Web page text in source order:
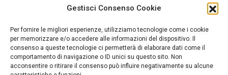
Gestisci Consenso Cookie
Per fornire le migliori esperienze, utilizziamo tecnologie come i cookie
per memorizzare e/o accedere alle informazioni del dispositivo. Il
consenso a queste tecnologie ci permetterà di elaborare dati come il
comportamento di navigazione o ID unici su questo sito. Non
acconsentire o ritirare il consenso può influire negativamente su alcune